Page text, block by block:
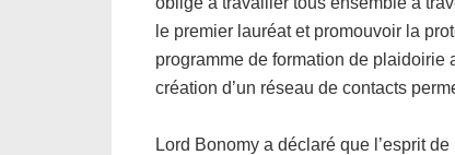
le premier lauréat et promouvoir la
programme de formation de plaidoirie
création d’un réseau de contacts
Lord Bonomy a déclaré que l’esprit